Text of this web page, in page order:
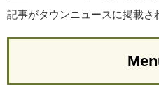
記事がタウンニュースに掲載さ